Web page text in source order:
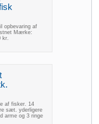
opbevaring af
Mærke:
kr.
af fisker. 14
sæt. yderligere
arme og 3 ringe